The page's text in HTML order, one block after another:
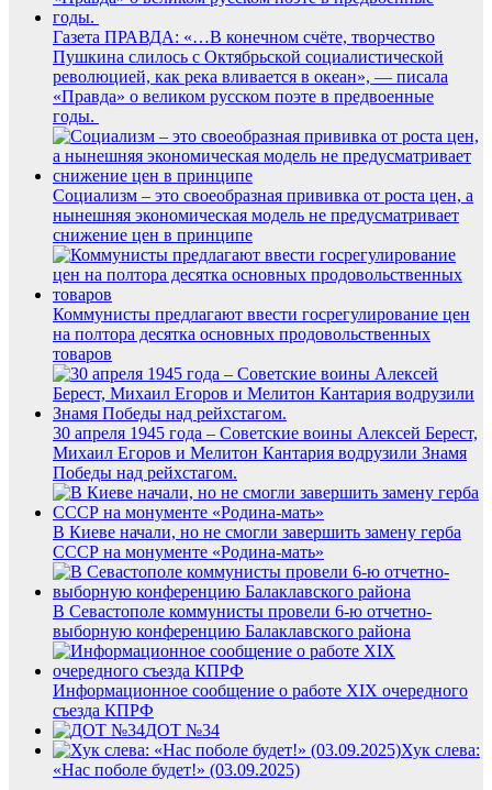
Газета ПРАВДА: «…В конечном счёте, творчество
Пушкина слилось с Октябрьской социалистической
революцией, как река вливается в океан», — писала
«Правда» о великом русском поэте в предвоенные
годы.
Социализм – это своеобразная прививка от роста цен, а
нынешняя экономическая модель не предусматривает
снижение цен в принципе
Коммунисты предлагают ввести госрегулирование цен
на полтора десятка основных продовольственных
товаров
30 апреля 1945 года – Советские воины Алексей Берест,
Михаил Егоров и Мелитон Кантария водрузили Знамя
Победы над рейхстагом.
В Киеве начали, но не смогли завершить замену герба
СССР на монументе «Родина-мать»
В Севастополе коммунисты провели 6-ю отчетно-
выборную конференцию Балаклавского района
Информационное сообщение о работе XIX очередного
съезда КПРФ
ДОТ №34
Хук слева:
«Нас поболе будет!» (03.09.2025)